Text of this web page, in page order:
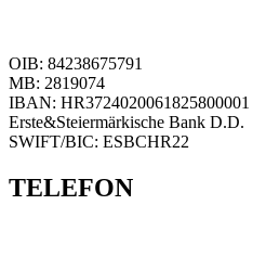
OIB: 84238675791
MB: 2819074
IBAN: HR3724020061825800001
Erste&Steiermärkische Bank D.D.
SWIFT/BIC: ESBCHR22
TELEFON